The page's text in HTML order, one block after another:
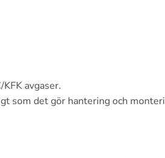
avgaser.
som det gör hantering och